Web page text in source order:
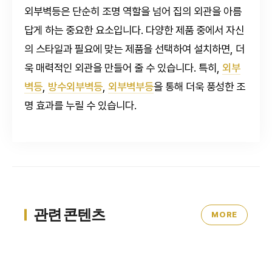
외부벽등은 단순히 조명 역할을 넘어 집의 외관을 아름
답게 하는 중요한 요소입니다. 다양한 제품 중에서 자신
의 스타일과 필요에 맞는 제품을 선택하여 설치하면, 더
욱 매력적인 외관을 만들어 줄 수 있습니다. 특히, 외부
벽등, 방수외부벽등, 외부벽부등을 통해 더욱 풍성한 조
명 효과를 누릴 수 있습니다.
관련 콘텐츠 MORE